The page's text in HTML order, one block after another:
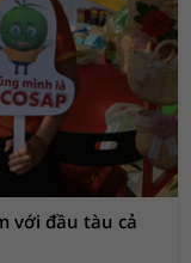
với đầu tàu cả